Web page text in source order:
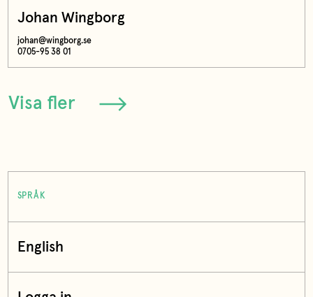
Johan Wingborg
johan@wingborg.se
0705-95 38 01
Visa fler
SPRÅK
English